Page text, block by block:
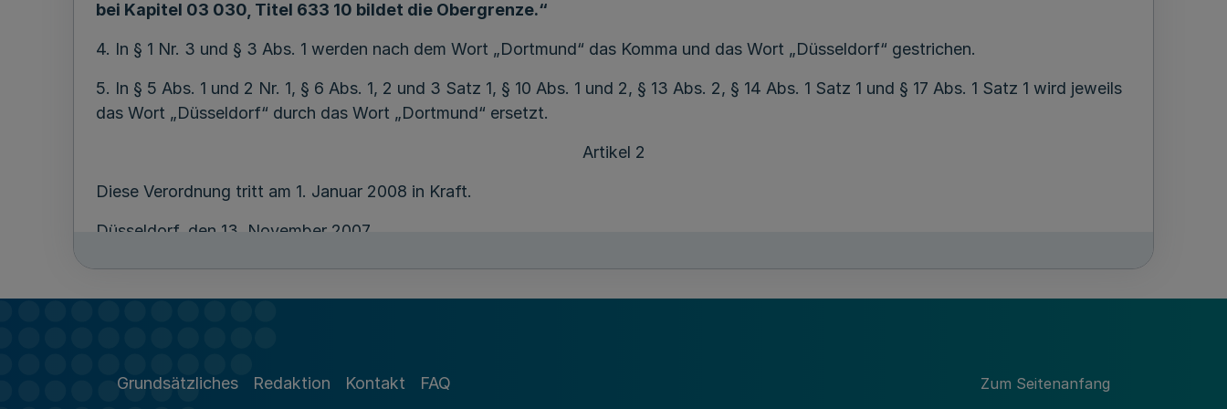
bei Kapitel 03 030, Titel 633 10 bildet die Obergrenze.“
4. In § 1 Nr. 3 und § 3 Abs. 1 werden nach dem Wort „Dortmund“ das Komma und das Wort „Düsseldorf“ gestrichen.
5. In § 5 Abs. 1 und 2 Nr. 1, § 6 Abs. 1, 2 und 3 Satz 1, § 10 Abs. 1 und 2, § 13 Abs. 2, § 14 Abs. 1 Satz 1 und § 17 Abs. 1 Satz 1 wird jeweils
das Wort „Düsseldorf“ durch das Wort „Dortmund“ ersetzt.
Artikel 2
Diese Verordnung tritt am 1. Januar 2008 in Kraft.
Düsseldorf, den 13. November 2007
Die Landesregierung
Nordrhein-Westfalen
Grundsätzliches Redaktion Kontakt FAQ Zum Seitenanfang